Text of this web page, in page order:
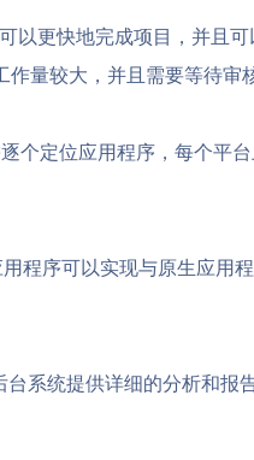
更快地完成项目，并且可
量较大，并且需要等待审
定位应用程序，每个平
程序可以实现与原生应用
系统提供详细的分析和报